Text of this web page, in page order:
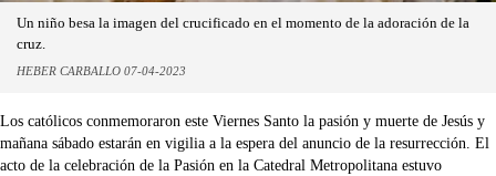
Un niño besa la imagen del crucificado en el momento de la adoración de la
cruz.
HEBER CARBALLO 07-04-2023
Los católicos conmemoraron este Viernes Santo la pasión y muerte de Jesús y
mañana sábado estarán en vigilia a la espera del anuncio de la resurrección. El
acto de la celebración de la Pasión en la Catedral Metropolitana estuvo